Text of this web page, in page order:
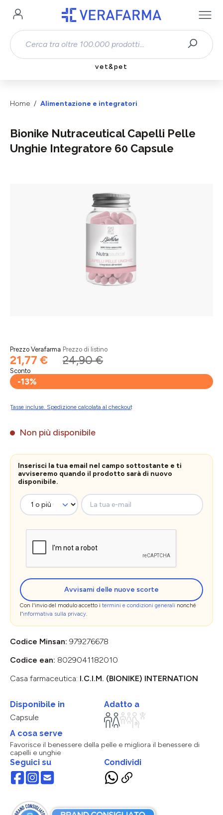
Passa al contenuto principale
vet&pet
Home Alimentazione e integratori
Bionike Nutraceutical Capelli Pelle
Unghie Integratore 60 Capsule
Prezzo Verafarma
21,77 €
Prezzo di listino
24,90 €
Sconto
-13%
Tasse incluse. Spedizione calcolata al checkout
Non più disponibile
Inserisci la tua email nel campo sottostante e ti
avviseremo quando il prodotto sarà di nuovo
disponibile.
La tua e-mail
Avvisami delle nuove scorte
Con l'invio del modulo accetto i termini e condizioni generali nonché
l'informativa sulla privacy.
Codice Minsan: 979276678
Codice ean: 8029041182010
Casa farmaceutica: I.C.I.M. (BIONIKE) INTERNATION
Disponibile in
Capsule
Adatto a
A cosa serve
Favorisce il benessere della pelle e migliora il benessere di
capelli e unghie
Seguici su Condividi